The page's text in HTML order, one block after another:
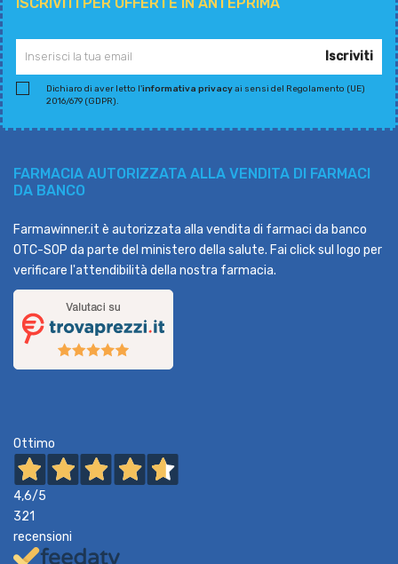
Iscriviti
Dichiaro di aver letto l'informativa privacyai sensi del Regolamento (UE)
2016/679 (GDPR).
FARMACIA AUTORIZZATA ALLA VENDITA DI FARMACI
DA BANCO
Farmawinner.it è autorizzata alla vendita di farmaci da banco
OTC-SOP da parte del ministero della salute. Fai click sul logo per
verificare l'attendibilità della nostra farmacia.
Ottimo
4,6/5
321
recensioni